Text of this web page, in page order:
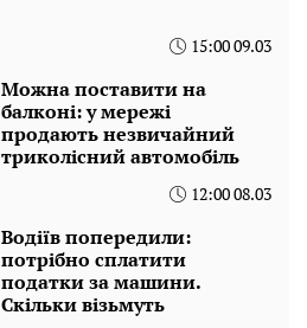
15:00 09.03
Можна поставити на
балконі: у мережі
продають незвичайний
триколісний автомобіль
12:00 08.03
Водіїв попередили:
потрібно сплатити
податки за машини.
Скільки візьмуть